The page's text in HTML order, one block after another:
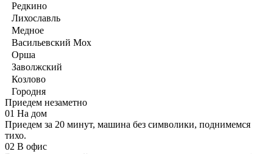
Редкино
Лихославль
Медное
Васильевский Мох
Орша
Заволжский
Козлово
Городня
Приедем незаметно
01 На дом
Приедем за 20 минут, машина без символики, поднимемся
тихо.
02 В офис